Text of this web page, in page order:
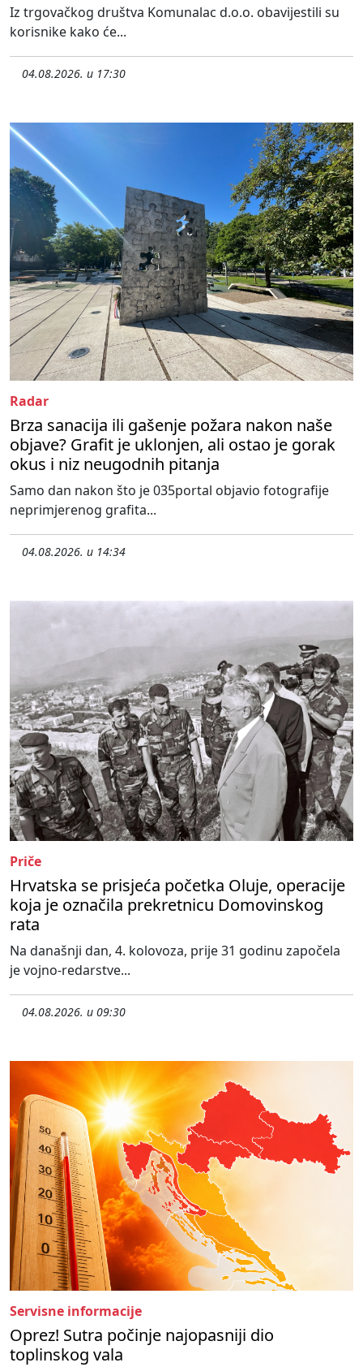
Iz trgovačkog društva Komunalac d.o.o. obavijestili su
korisnike kako će...
04.08.2026. u 17:30
Radar
Brza sanacija ili gašenje požara nakon naše
objave? Grafit je uklonjen, ali ostao je gorak
okus i niz neugodnih pitanja
Samo dan nakon što je 035portal objavio fotografije
neprimjerenog grafita...
04.08.2026. u 14:34
Priče
Hrvatska se prisjeća početka Oluje, operacije
koja je označila prekretnicu Domovinskog
rata
Na današnji dan, 4. kolovoza, prije 31 godinu započela
je vojno-redarstve...
04.08.2026. u 09:30
Servisne informacije
Oprez! Sutra počinje najopasniji dio
toplinskog vala